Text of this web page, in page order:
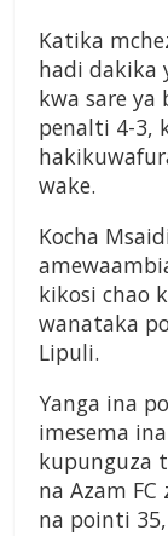
Katika
hadi dakika
kwa sare ya
penalti 4-3,
wake.
Kocha
kikosi chao
wanataka
Lipuli.
Yanga ina
imesema
kupunguza
na Azam
na pointi